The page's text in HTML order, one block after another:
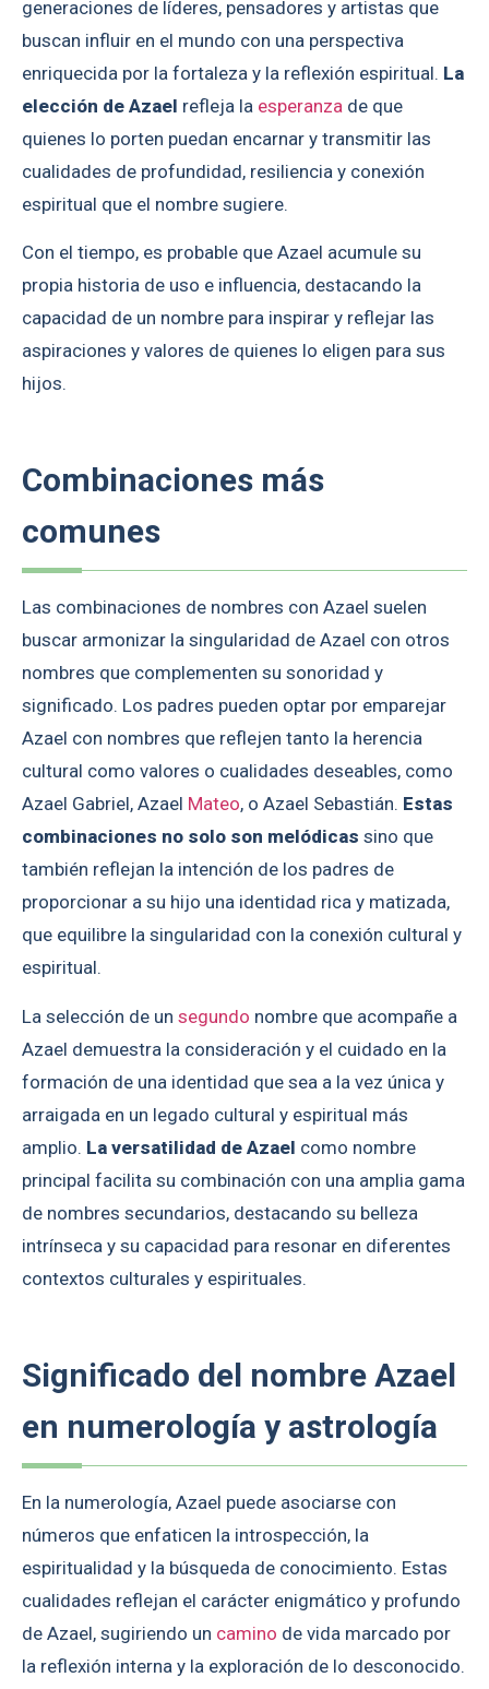
generaciones de líderes, pensadores y artistas que
buscan influir en el mundo con una perspectiva
enriquecida por la fortaleza y la reflexión espiritual. La
elección de Azael refleja la esperanza de que
quienes lo porten puedan encarnar y transmitir las
cualidades de profundidad, resiliencia y conexión
espiritual que el nombre sugiere.
Con el tiempo, es probable que Azael acumule su
propia historia de uso e influencia, destacando la
capacidad de un nombre para inspirar y reflejar las
aspiraciones y valores de quienes lo eligen para sus
hijos.
Combinaciones más
comunes
Las combinaciones de nombres con Azael suelen
buscar armonizar la singularidad de Azael con otros
nombres que complementen su sonoridad y
significado. Los padres pueden optar por emparejar
Azael con nombres que reflejen tanto la herencia
cultural como valores o cualidades deseables, como
Azael Gabriel, Azael Mateo, o Azael Sebastián. Estas
combinaciones no solo son melódicas sino que
también reflejan la intención de los padres de
proporcionar a su hijo una identidad rica y matizada,
que equilibre la singularidad con la conexión cultural y
espiritual.
La selección de un segundo nombre que acompañe a
Azael demuestra la consideración y el cuidado en la
formación de una identidad que sea a la vez única y
arraigada en un legado cultural y espiritual más
amplio. La versatilidad de Azael como nombre
principal facilita su combinación con una amplia gama
de nombres secundarios, destacando su belleza
intrínseca y su capacidad para resonar en diferentes
contextos culturales y espirituales.
Significado del nombre Azael
en numerología y astrología
En la numerología, Azael puede asociarse con
números que enfaticen la introspección, la
espiritualidad y la búsqueda de conocimiento. Estas
cualidades reflejan el carácter enigmático y profundo
de Azael, sugiriendo un camino de vida marcado por
la reflexión interna y la exploración de lo desconocido.